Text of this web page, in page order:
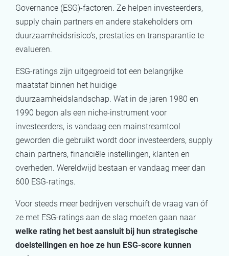
Governance (ESG)-factoren. Ze helpen investeerders,
supply chain partners en andere stakeholders om
duurzaamheidsrisico’s, prestaties en transparantie te
evalueren.
ESG-ratings zijn uitgegroeid tot een belangrijke
maatstaf binnen het huidige
duurzaamheidslandschap. Wat in de jaren 1980 en
1990 begon als een niche-instrument voor
investeerders, is vandaag een mainstreamtool
geworden die gebruikt wordt door investeerders, supply
chain partners, financiële instellingen, klanten en
overheden. Wereldwijd bestaan er vandaag meer dan
600 ESG-ratings.
Voor steeds meer bedrijven verschuift de vraag van óf
ze met ESG-ratings aan de slag moeten gaan naar
welke rating het best aansluit bij hun strategische
doelstellingen en hoe ze hun ESG-score kunnen